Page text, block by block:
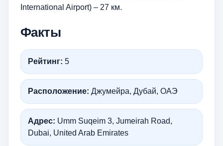
International Airport) – 27 км.
Факты
Рейтинг: 5
Расположение: Джумейра, Дубай, ОАЭ
Адрес: Umm Suqeim 3, Jumeirah Road,
Dubai, United Arab Emirates